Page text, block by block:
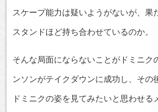
スケープ能力は疑いようがないが、果
スタンドほど持ち合わせているのか。
そんな局面にならないことがドミニク
ンソンがテイクダウンに成功し、その
ドミニクの姿を見てみたいと思わせる